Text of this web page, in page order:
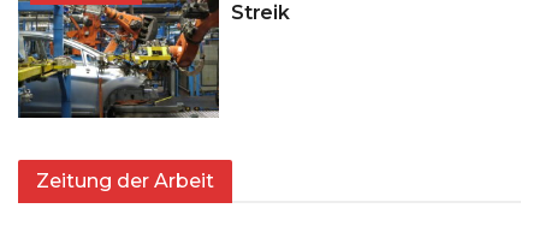
Streik
Zeitung der Arbeit